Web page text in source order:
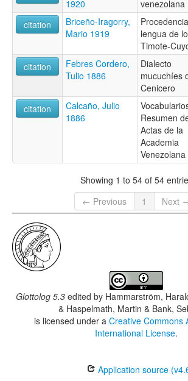
1920
venezolana
citation
Briceño-Iragorry,
Mario 1919
lengua de
Timote-
citation
Febres Cordero,
Tulio 1886
Dialecto
mucuchíes
Cenicero
citation
Calcaño, Julio
1886
Resumen
Actas de la
Academia
Showing 1 to 54 of 54
← Previous
1 Next
Glottolog 5.3 edited by Hammarström,
& Haspelmath, Martin & Bank,
is licensed under a Creative Commons
International License.
Application source